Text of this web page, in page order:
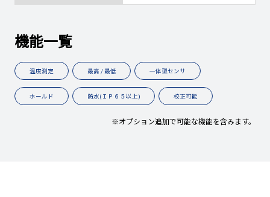
機能一覧
温度測定 最高 / 最低 一体型センサ
ホールド 防水(ＩＰ６５以上) 校正可能
※オプション追加で可能な機能を含みます。